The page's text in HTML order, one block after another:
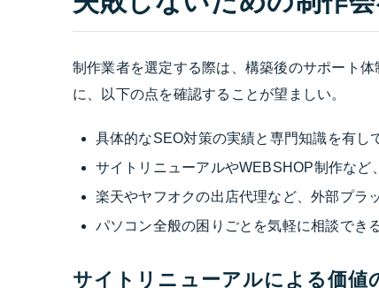
制作業者を選定する際は、構築後のサポート
に、以下の点を確認することが望ましい。
具体的なSEO対策の実績と専門知識を有し
サイトリニューアルやWEBSHOP制作など
楽天やヤフオクの出店代理など、外部プラ
パソコン全般の困りごとを気軽に相談でき
サイトリニューアルによる価値